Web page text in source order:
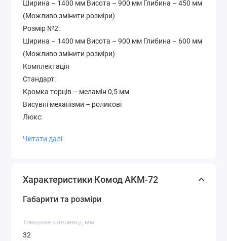
Ширина – 1400 мм Висота – 900 мм Глибина – 450 мм
(Можливо змінити розміри)
Розмір №2:
Ширина – 1400 мм Висота – 900 мм Глибина – 600 мм
(Можливо змінити розміри)
Комплектація
Стандарт:
Кромка торців – меламін 0,5 мм
Висувні механізми – роликові
Люкс:
Висувні механізми – телескопічні
Матеріал – ламіноване ДСП 16 мм. Товщина
встановлені накладки МДФ
Палітра кольорів лДСП (будь-який колір можна
вибрати без доплати до вартості )
Читати далі
Характеристики Комод АКМ-72
Габарити та розміри
Товщина стільниці, мм
32